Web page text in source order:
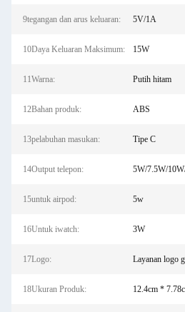
9tegangan dan arus keluaran: 5V/1A
10Daya Keluaran Maksimum: 15W
11Warna: Putih hitam
12Bahan produk: ABS
13pelabuhan masukan: Tipe C
14Output telepon: 5W/7.5W/
15untuk airpod: 5w
16Untuk iwatch: 3W
17Logo: Layanan logo
18Ukuran Produk: 12.4cm *